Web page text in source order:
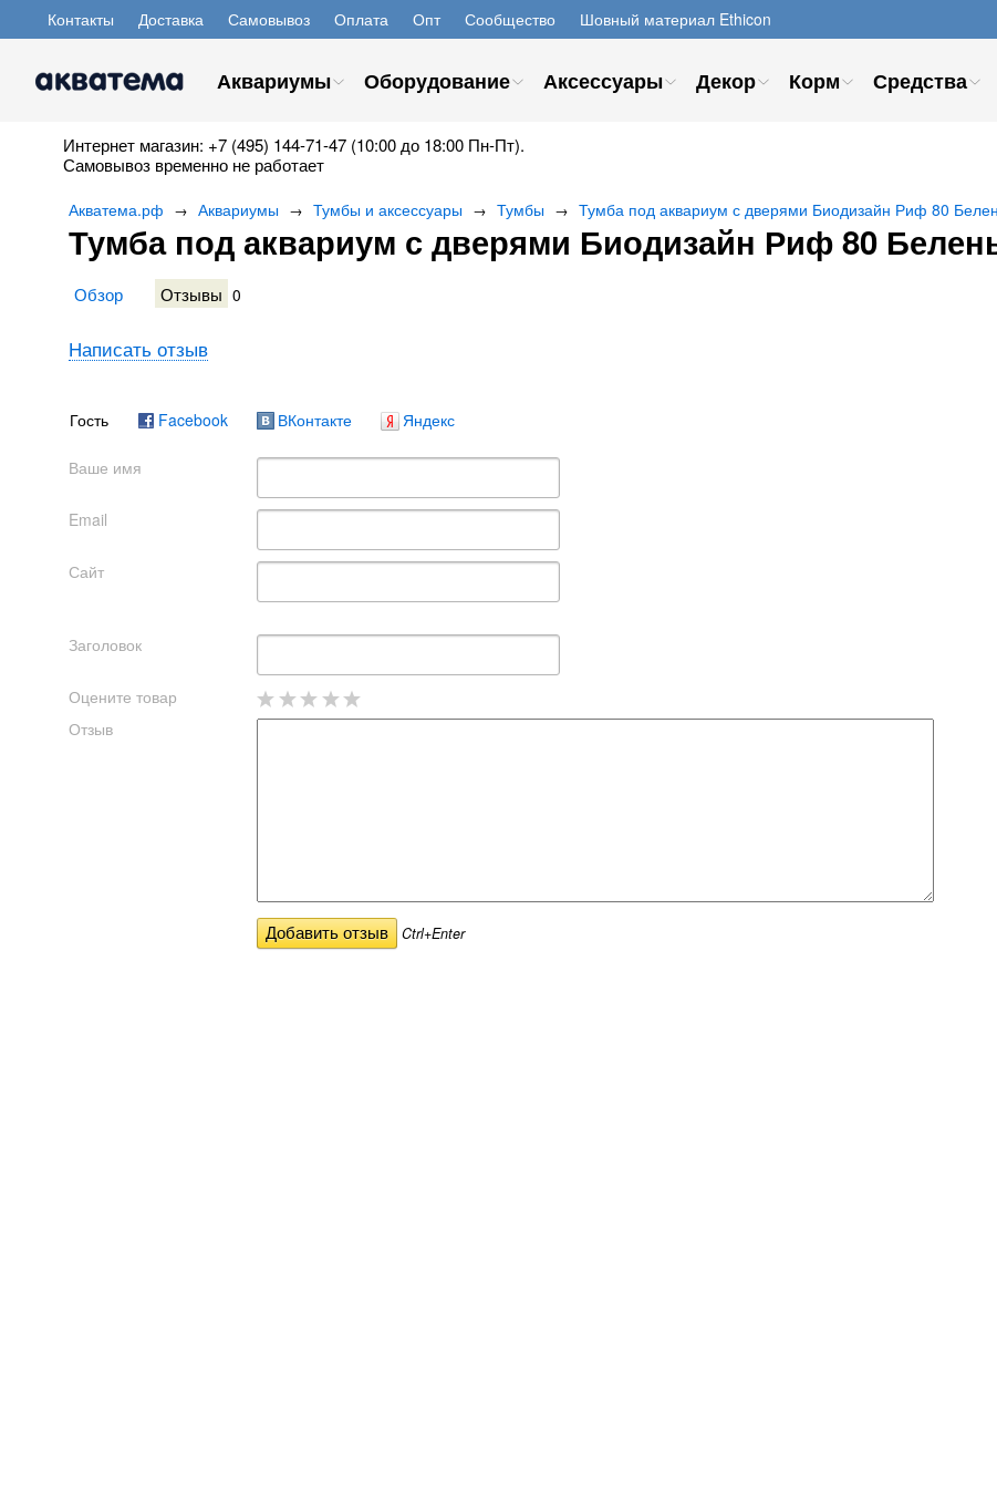
Контакты Доставка Самовывоз Оплата Опт Сообщество Шовный материал Ethicon
Аквариумы Оборудование Аксессуары Декор Корм Средства
Интернет магазин: +7 (495) 144-71-47 (10:00 до 18:00 Пн-Пт).
Самовывоз временно не работает
Акватема.рф → Аквариумы → Тумбы и аксессуары → Тумбы → Тумба под аквариум с дверями Биодизайн Риф 80
Тумба под аквариум с дверями Биодизайн Риф 80
Обзор Отзывы 0
Написать отзыв
Гость Facebook ВКонтакте Яндекс
Ваше имя
Email
Сайт
Заголовок
Оцените товар
Отзыв
Ctrl+Enter